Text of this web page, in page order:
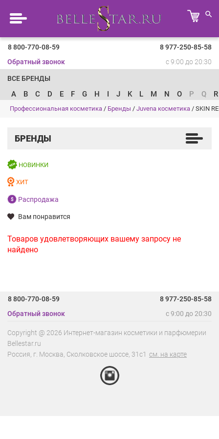
8 800-770-08-59
8 977-250-85-58
Обратный звонок
с 9:00 до 20:30
ВСЕ БРЕНДЫ
A B C D E F G H I J K L M N O P Q R
Профессиональная косметика / Бренды / Juvena косметика / SKIN
БРЕНДЫ
НОВИНКИ
ХИТ
Распродажа
Вам понравится
Товаров удовлетворяющих вашему запросу не
найдено
8 800-770-08-59
8 977-250-85-58
Обратный звонок
с 9:00 до 20:30
Copyright @ 2026 Интернет-магазин косметики и парфюмерии
Bellestar.ru
Россия, г. Москва Сколковское шоссе, 31с1 см. на карте